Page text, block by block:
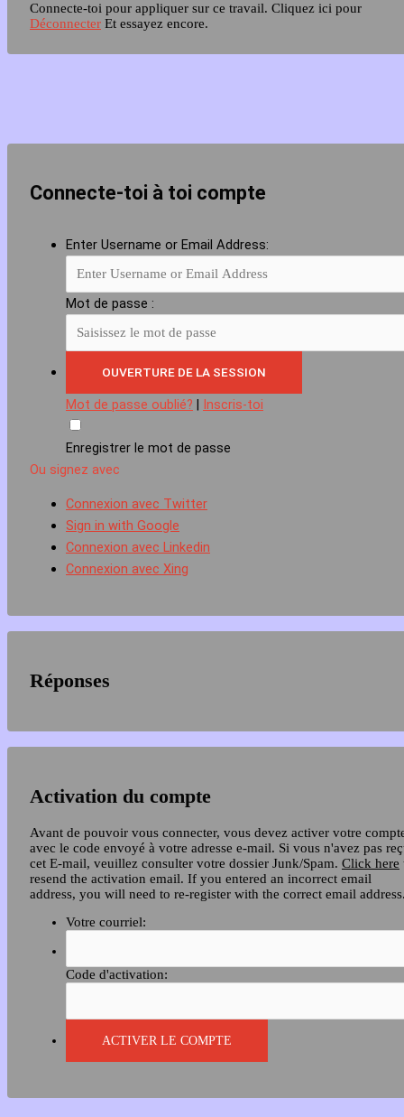
Connecte-toi pour appliquer sur ce travail. Cliquez ici pour
Déconnecter Et essayez encore.
Connecte-toi à toi compte
Enter Username or Email Address:
Mot de passe :
Mot de passe oublié? | Inscris-toi
Enregistrer le mot de passe
Ou signez avec
Connexion avec Twitter
Sign in with Google
Connexion avec Linkedin
Connexion avec Xing
Réponses
Activation du compte
Avant de pouvoir vous connecter, vous devez activer votre
avec le code envoyé à votre adresse e-mail. Si vous n'avez pas
cet E-mail, veuillez consulter votre dossier Junk/Spam. Click here
resend the activation email. If you entered an incorrect email
address, you will need to re-register with the correct email
Votre courriel:
Code d'activation: